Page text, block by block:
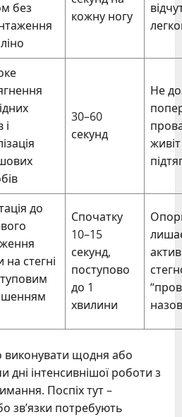
без
кожну ногу
і
30–60
секунд
Не
до
на стегні
Спочатку
10–15
секунд,
поступово
до 1
хвилини
виконувати щодня або
дні інтенсивнішої роботи з
Поспіх тут –
зв’язки потребують